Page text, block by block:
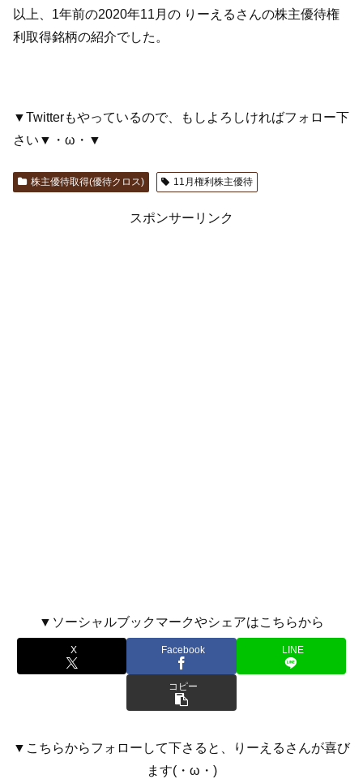
以上、1年前の2020年11月の りーえるさんの株主優待権
利取得銘柄の紹介でした。
▼Twitterもやっているので、もしよろしければフォロー下
さい▼・ω・▼
株主優待取得(優待クロス) 11月権利株主優待
スポンサーリンク
▼ソーシャルブックマークやシェアはこちらから
X Facebook LINE
コピー
▼こちらからフォローして下さると、りーえるさんが喜び
ます(・ω・)